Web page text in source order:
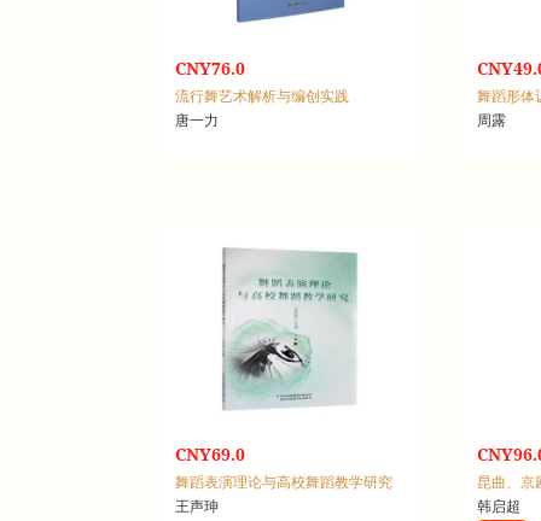
CNY76.0
流行舞艺术解析与编创实践
唐一力
舞蹈形体
周露
CNY69.0
舞蹈表演理论与高校舞蹈教学研究
王声珅
昆曲、京
韩启超